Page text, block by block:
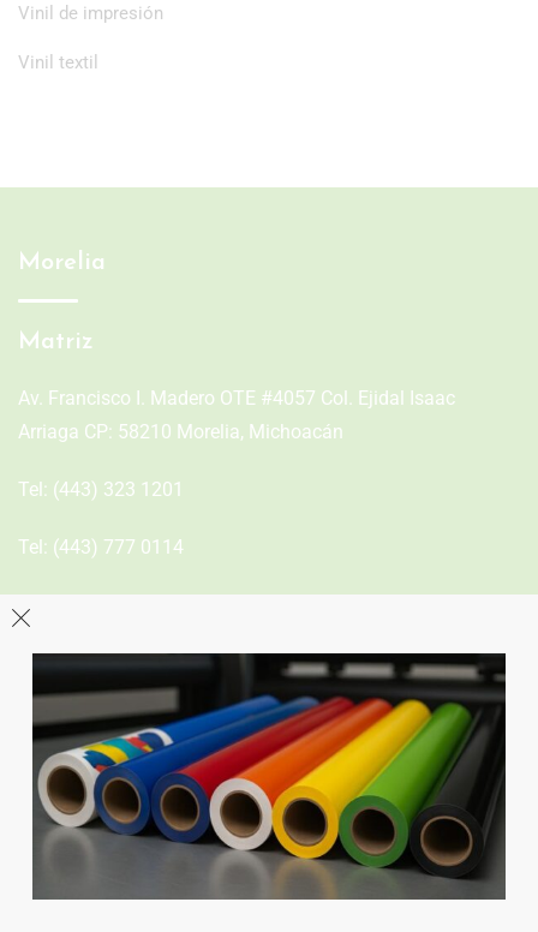
Vinil de impresión
Vinil textil
Morelia
Matriz
Av. Francisco I. Madero OTE #4057 Col. Ejidal Isaac
Arriaga CP: 58210 Morelia, Michoacán
Tel: (443) 323 1201
Tel: (443) 777 0114
León
Sucursal
Av del Astillero 129 Centro bodeguero Las Trojes León,
Guanajuato
Tel:(477) 776 8994